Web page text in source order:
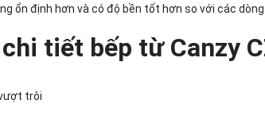
ổn định hơn và có độ bền tốt hơn so với các
tiết bếp từ Canzy
trôi